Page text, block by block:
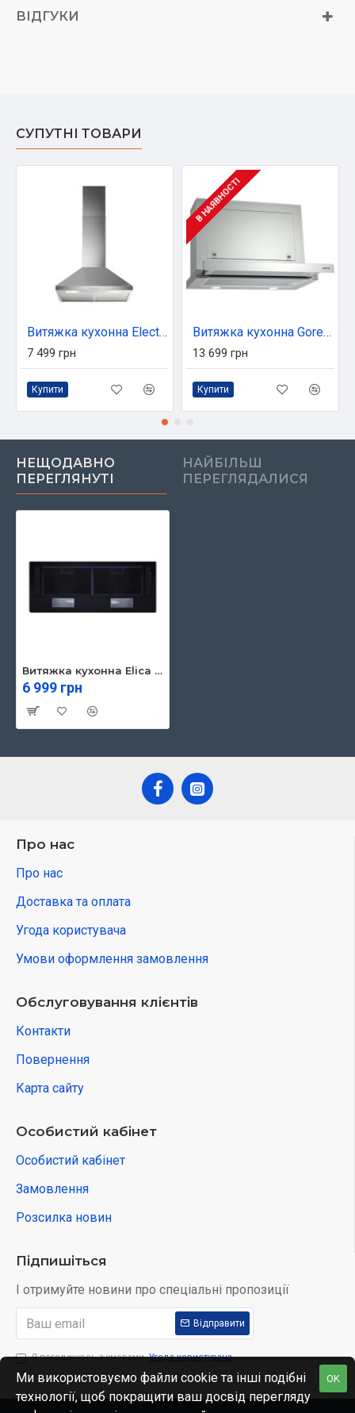
ВІДГУКИ
СУПУТНІ ТОВАРИ
Витяжка кухонна Electrolux LFC316X
7 499 грн
Купити
В НАЯВНОСТІ
Витяжка кухонна Gorenje BHP623E8X
13 699 грн
Купити
НЕЩОДАВНО
ПЕРЕГЛЯНУТІ
НАЙБІЛЬШ
ПЕРЕГЛЯДАЛИСЯ
Витяжка кухонна Elica ERA C BL/A/72
6 999 грн
Про нас
Про нас
Доставка та оплата
Угода користувача
Умови оформлення замовлення
Обслуговування клієнтів
Контакти
Повернення
Карта сайту
Особистий кабінет
Особистий кабінет
Замовлення
Розсилка новин
Підпишіться
І отримуйте новини про спеціальні пропозиції
Відправити
Я погоджуюсь з умовами Угода користувача
OK
Ми використовуємо файли cookie та інші подібні
технології, щоб покращити ваш досвід перегляду